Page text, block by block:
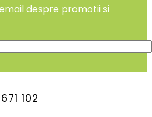
despre promotii si
102